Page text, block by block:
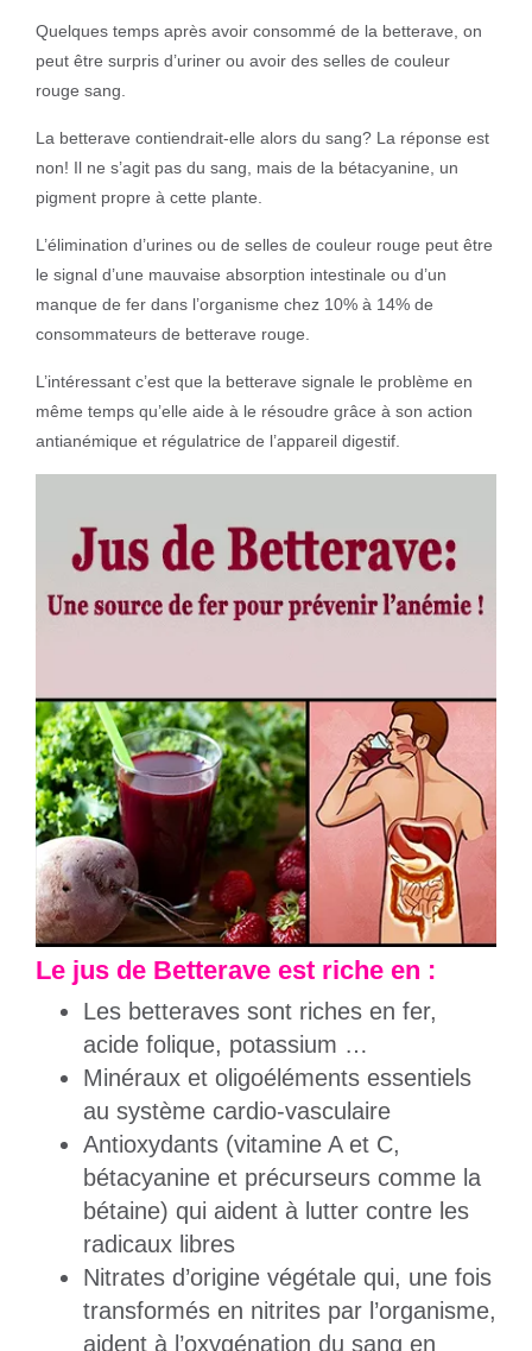
Quelques temps après avoir consommé de la betterave, on
peut être surpris d’uriner ou avoir des selles de couleur
rouge sang.
La betterave contiendrait-elle alors du sang? La réponse est
non! Il ne s’agit pas du sang, mais de la bétacyanine, un
pigment propre à cette plante.
L’élimination d’urines ou de selles de couleur rouge peut être
le signal d’une mauvaise absorption intestinale ou d’un
manque de fer dans l’organisme chez 10% à 14% de
consommateurs de betterave rouge.
L’intéressant c’est que la betterave signale le problème en
même temps qu’elle aide à le résoudre grâce à son action
antianémique et régulatrice de l’appareil digestif.
Le jus de Betterave est riche en :
Les betteraves sont riches en fer,
acide folique, potassium …
Minéraux et oligoéléments essentiels
au système cardio-vasculaire
Antioxydants (vitamine A et C,
bétacyanine et précurseurs comme la
bétaine) qui aident à lutter contre les
radicaux libres
Nitrates d’origine végétale qui, une fois
transformés en nitrites par l’organisme,
aident à l’oxygénation du sang en